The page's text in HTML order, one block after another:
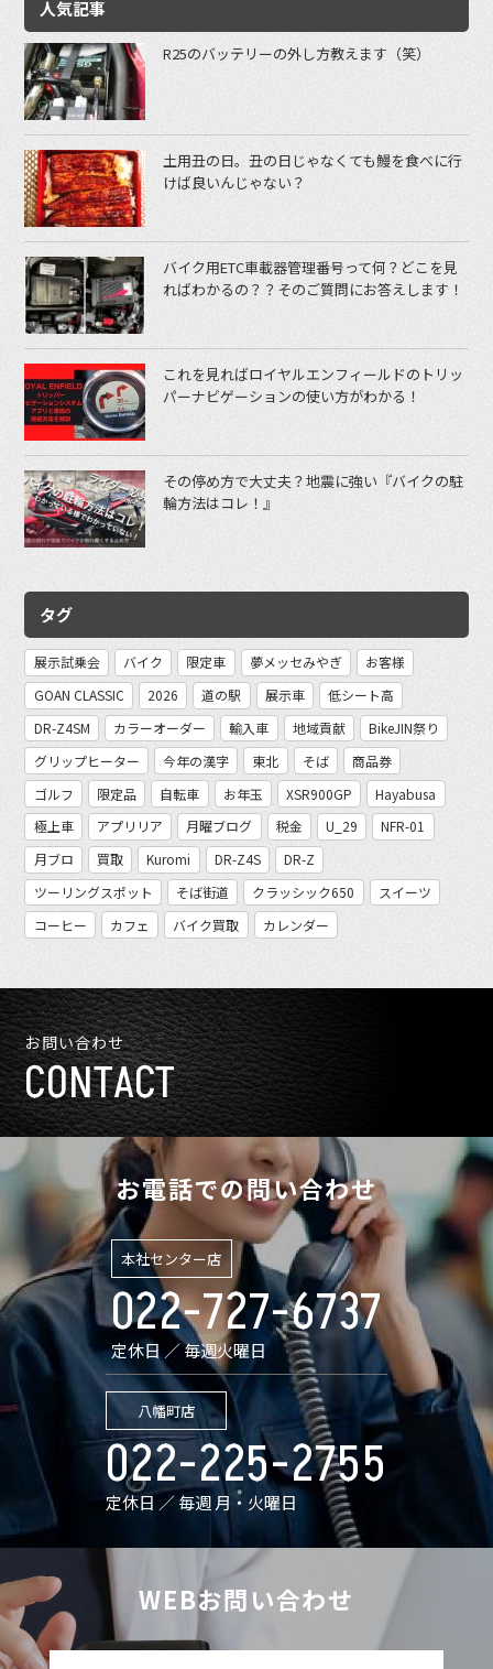
人気記事
R25のバッテリーの外し方教えます（笑）
土用丑の日。丑の日じゃなくても鰻を食べに行
けば良いんじゃない？
バイク用ETC車載器管理番号って何？どこを見
ればわかるの？？そのご質問にお答えします！
これを見ればロイヤルエンフィールドのトリッ
パーナビゲーションの使い方がわかる！
その停め方で大丈夫？地震に強い『バイクの駐
輪方法はコレ！』
タグ
展示試乗会 バイク 限定車 夢メッセみやぎ
お客様
GOAN CLASSIC
2026 道の駅 展示車
低シート高
DR-Z4SM
カラーオーダー 輸入車 地域貢献
BikeJIN祭り
グリップヒーター
今年の漢字 東北 そば
商品券
ゴルフ
限定品 自転車 お年玉 XSR900GP
Hayabusa
極上車
アプリリア 月曜ブログ 税金 U_29
NFR-01
月ブロ
買取 Kuromi DR-Z4S
DR-Z
ツーリングスポット
そば街道 クラッシック650
スイーツ
コーヒー
カフェ バイク買取 カレンダー
お問い合わせ
CONTACT
お電話での問い合わせ
本社センター店
022-727-6737
定休日 ／ 毎週火曜日
八幡町店
022-225-2755
定休日 ／ 毎週 月・火曜日
WEBお問い合わせ